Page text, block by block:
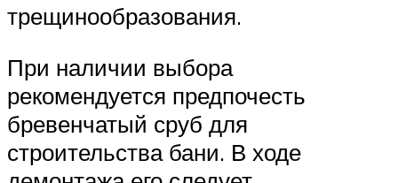
трещинообразования.
При наличии выбора
рекомендуется предпочесть
бревенчатый сруб для
строительства бани. В ходе